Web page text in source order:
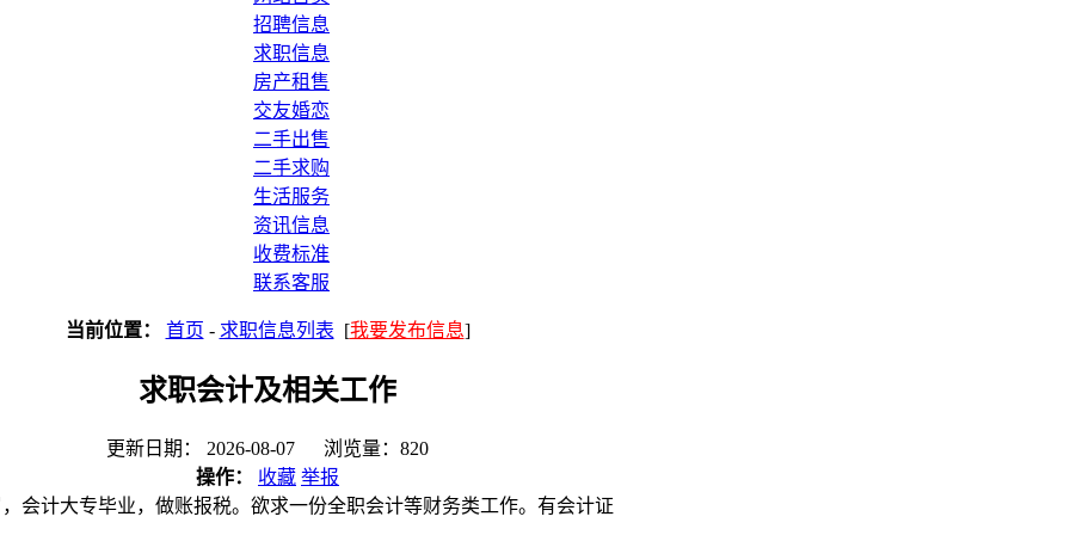
招聘信息
求职信息
房产租售
交友婚恋
二手出售
二手求购
生活服务
资讯信息
收费标准
联系客服
当前位置： 首页 - 求职信息列表 [我要发布信息]
求职会计及相关工作
更新日期： 2026-08-07 浏览量：820
操作：
收藏 举报
会计大专毕业，做账报税。欲求一份全职会计等财务类工作。有会计证